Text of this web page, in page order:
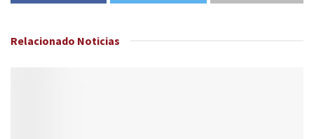
Relacionado Noticias